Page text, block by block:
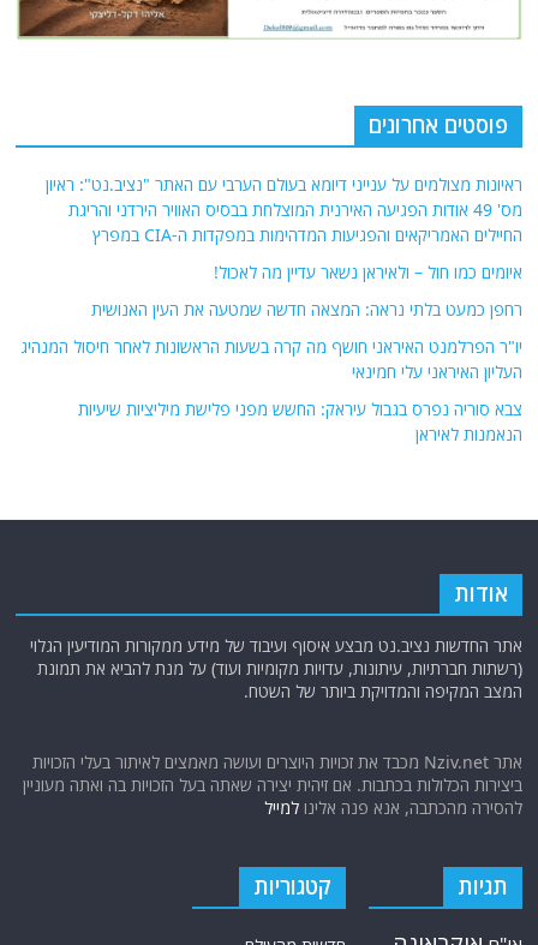
פוסטים אחרונים
ראיונות מצולמים על ענייני דיומא בעולם הערבי עם האתר "נציב.נט": ראיון
מס' 49 אודות הפגיעה האירנית המוצלחת בבסיס האוויר הירדני והריגת
החיילים האמריקאים והפגיעות המדהימות במפקדות ה-CIA במפרץ
איומים כמו חול – ולאיראן נשאר עדיין מה לאכול!
רחפן כמעט בלתי נראה: המצאה חדשה שמטעה את העין האנושית
יו"ר הפרלמנט האיראני חושף מה קרה בשעות הראשונות לאחר חיסול המנהיג
העליון האיראני עלי חמינאי
צבא סוריה נפרס בגבול עיראק: החשש מפני פלישת מיליציות שיעיות
הנאמנות לאיראן
אודות
אתר החדשות נציב.נט מבצע איסוף ועיבוד של מידע ממקורות המודיעין הגלוי
(רשתות חברתיות, עיתונות, עדויות מקומיות ועוד) על מנת להביא את תמונת
המצב המקיפה והמדויקת ביותר של השטח.
אתר Nziv.net מכבד את זכויות היוצרים ועושה מאמצים לאיתור בעלי הזכויות
ביצירות הכלולות בכתבות. אם זיהית יצירה שאתה בעל הזכויות בה ואתה מעוניין
להסירה מהכתבה, אנא פנה אלינולמייל
תגיות קטגוריות